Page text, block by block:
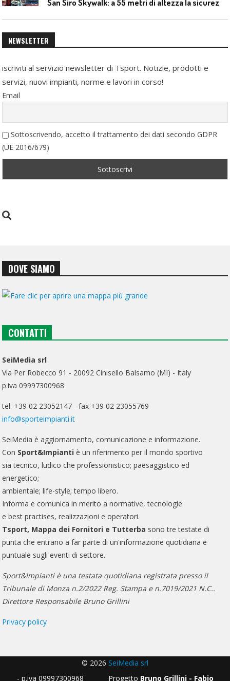
NEWSLETTER
iscriviti al servizio newsletter di Tsport. Notizie, prodotti e
servizi, nuovi impianti, norme e lavori in corso!
Email
Sottoscrivendo, accetto il trattamento dei dati secondo GDPR
(UE 2016/679)
DOVE SIAMO
CONTATTI
SeiMedia srl
Via Per Robecco 91 - 20092 Cinisello Balsamo (MI) - Italy
p.iva 09997300968
tel. +39 02 23052147 - fax +39 02 23055769
info@sporteimpianti.it
SeiMedia è aggiornamento, comunicazione e informazione.
Con Sport&Impianti è un riferimento per il mondo sportivo
sia tecnico, ludico che professionistico; paesaggistico ed
energetico;
ambientale; life-style; tempo libero.
Informa e comunica in merito a normative, tecnologie
e best practises, realizzazioni e operatori.
Tsport, Mappa dei Fornitori e Tutterba sono tre testate di
punta che entrano a far parte di un'informazione quotidiana e
puntuale sugli eventi di settore.
Sport&Impianti è una testata quotidiana registrata presso il
Tribunale di Monza n.2/2022 Reg. Stampa e n.7019/2021 N.C..
Direttore Responsabile Bruno Grillini
Privacy policy
© 2026 SeiMedia srl
- p.iva 09997300968 Progetto Bruno Grillini - Fabio